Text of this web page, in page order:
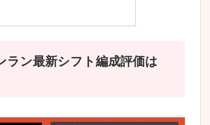
ラン最新シフト編成評価は